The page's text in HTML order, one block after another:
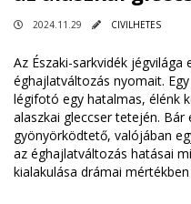
2024.11.29 CIVILHETES
Az Északi-sarkvidék
éghajlatváltozás nyomait.
légifotó egy hatalmas, élénk
alaszkai gleccser tetején.
gyönyörködtető, valójában
az éghajlatváltozás hatásai
kialakulása drámai